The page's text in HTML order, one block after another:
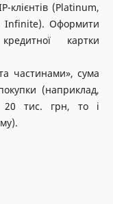
клієнтів (Platinum,
Infinite). Оформити
картки
частинами», сума
(наприклад,
20 тис. грн, то і